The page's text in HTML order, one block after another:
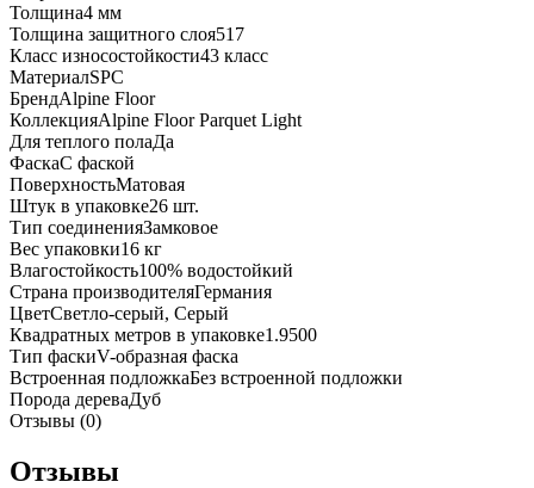
Толщина4 мм
Толщина защитного слоя517
Класс износостойкости43 класс
МатериалSPC
БрендAlpine Floor
КоллекцияAlpine Floor Parquet Light
Для теплого полаДа
ФаскаС фаской
ПоверхностьМатовая
Штук в упаковке26 шт.
Тип соединенияЗамковое
Вес упаковки16 кг
Влагостойкость100% водостойкий
Страна производителяГермания
ЦветСветло-серый, Серый
Квадратных метров в упаковке1.9500
Тип фаскиV-образная фаска
Встроенная подложкаБез встроенной подложки
Порода дереваДуб
Отзывы (0)
Отзывы